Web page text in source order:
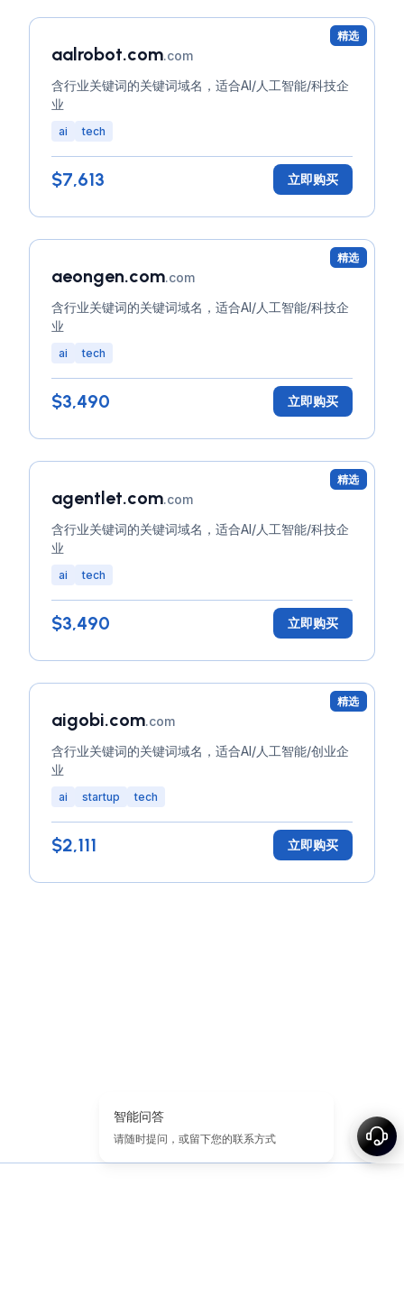
精选
aalrobot.com.com
含行业关键词的关键词域名，适合AI/人工智能/科技企
业
ai tech
$7,613 立即购买
精选
aeongen.com.com
含行业关键词的关键词域名，适合AI/人工智能/科技企
业
ai tech
$3,490 立即购买
精选
agentlet.com.com
含行业关键词的关键词域名，适合AI/人工智能/科技企
业
ai tech
$3,490 立即购买
精选
aigobi.com.com
含行业关键词的关键词域名，适合AI/人工智能/创业企
业
ai startup tech
$2,111 立即购买